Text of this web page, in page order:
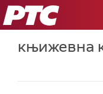
РТС
књижевна